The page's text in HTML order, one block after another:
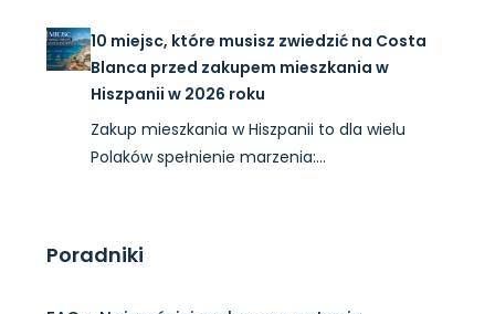
10 miejsc, które musisz zwiedzić na Costa
Blanca przed zakupem mieszkania w
Hiszpanii w 2026 roku
Zakup mieszkania w Hiszpanii to dla wielu
Polaków spełnienie marzenia:…
Poradniki